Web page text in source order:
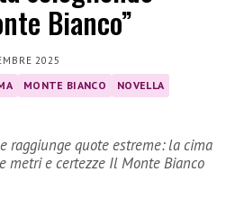
Bianco”
2025
MONTE BIANCO
NOVELLA
raggiunge quote estreme: la cima
e certezze Il Monte Bianco